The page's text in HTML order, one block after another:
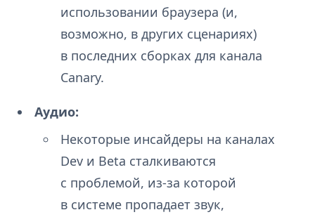
использовании браузера (и,
возможно, в других сценариях)
в последних сборках для канала
Canary.
Аудио:
Некоторые инсайдеры на каналах
Dev и Beta сталкиваются
с проблемой, из-за которой
в системе пропадает звук,